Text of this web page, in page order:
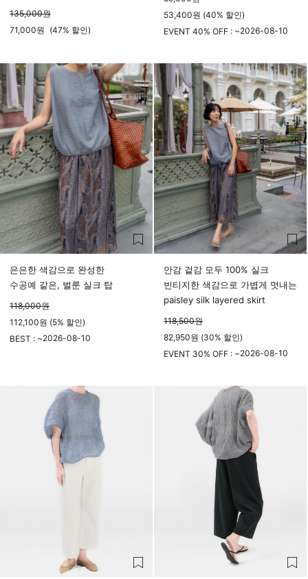
135,000원
71,000원 (47% 할인)
53,400원 (40% 할인)
EVENT 40% OFF : ~2026-08-10
은은한 색감으로 완성한
수공예 같은, 벌룬 실크 탑
118,000원
112,100원 (5% 할인)
BEST : ~2026-08-10
안감 겉감 모두 100% 실크
빈티지한 색감으로 가볍게 멋내는
paisley silk layered skirt
118,500원
82,950원 (30% 할인)
EVENT 30% OFF : ~2026-08-10